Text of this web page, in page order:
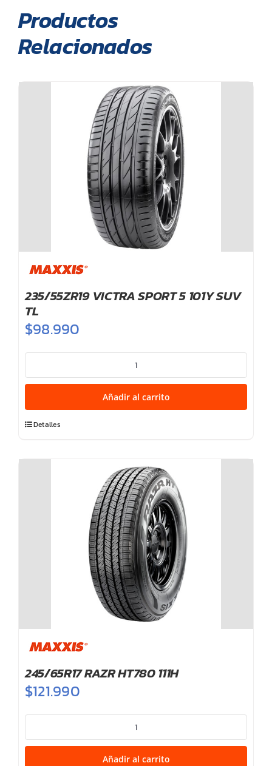
Productos
Relacionados
235/55ZR19 VICTRA SPORT 5 101Y SUV
TL
$98.990
VICTRA
SPORT
101Y
cantidad
Añadir al carrito
Detalles
245/65R17 RAZR HT780 111H
$121.990
RAZR
HT780
Añadir al carrito